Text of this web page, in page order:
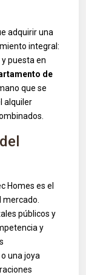
adquirir una
integral:
puesta en
de
que se
alquiler
Homes es el
públicos y
y
o una joya